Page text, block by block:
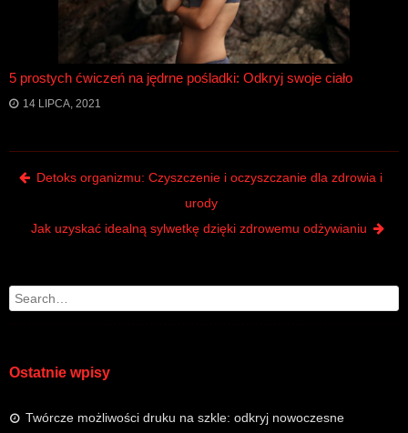
Search
Ostatnie wpisy
Twórcze możliwości druku na szkle: odkryj nowoczesne
5 prostych ćwiczeń na jędrne pośladki: Odkryj swoje ciało
14 LIPCA, 2021
Post navigation
Detoks organizmu: Czyszczenie i oczyszczanie dla zdrowia i
urody
Jak uzyskać idealną sylwetkę dzięki zdrowemu odżywianiu